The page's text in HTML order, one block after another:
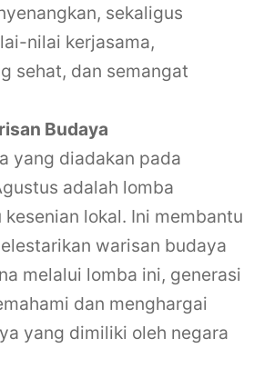
sekaligus
nilai kerjasama,
sehat, dan semangat
Budaya
yang diadakan pada
adalah lomba
lokal. Ini membantu
warisan budaya
melalui lomba ini, generasi
dan menghargai
yang dimiliki oleh negara